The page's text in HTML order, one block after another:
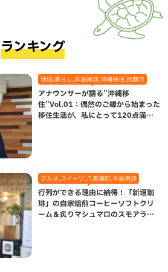
ランキング
地域,暮らし,本島南部,沖縄移住,那覇市
アナウンサーが語る”沖縄移
住”Vol.01：偶然のご縁から始まった
移住生活が、私にとって120点満点
グルメ,スイーツ,八重瀬町,本島南部
行列ができる理由に納得！「新垣珈
琲」の自家焙煎コーヒーソフトクリ
ーム＆炙りマシュマロのスモアラテ